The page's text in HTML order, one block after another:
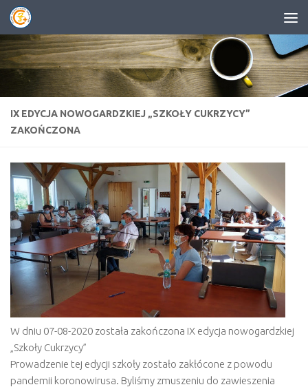
Przejdź do treści
IX EDYCJA NOWOGARDZKIEJ „SZKOŁY CUKRZYCY”
ZAKOŃCZONA
W dniu 07-08-2020 została zakończona IX edycja nowogardzkiej
„Szkoły Cukrzycy”
Prowadzenie tej edycji szkoły zostało zakłócone z powodu
pandemii koronowirusa. Byliśmy zmuszeniu do zawieszenia